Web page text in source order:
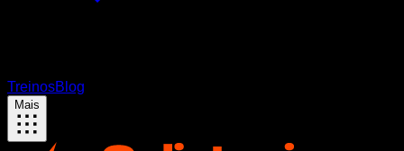
TreinosBlog
Mais